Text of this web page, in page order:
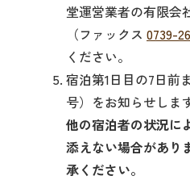
堂運営業者の有限会
（ファックス 0739-
ください。
宿泊第1日目の7日前
号）をお知らせしま
他の宿泊者の状況に
添えない場合があり
承ください。